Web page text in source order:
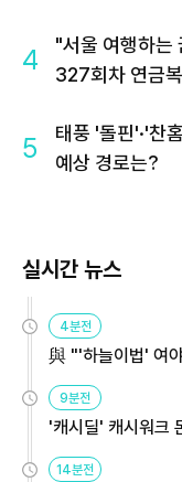
4
"서울 여행하는
327회차 연금
5
태풍 '돌핀'·'찬
예상 경로는?
실시간 뉴스
4분전
與 "'하늘이법' 여
9분전
'캐시딜' 캐시워크
14분전